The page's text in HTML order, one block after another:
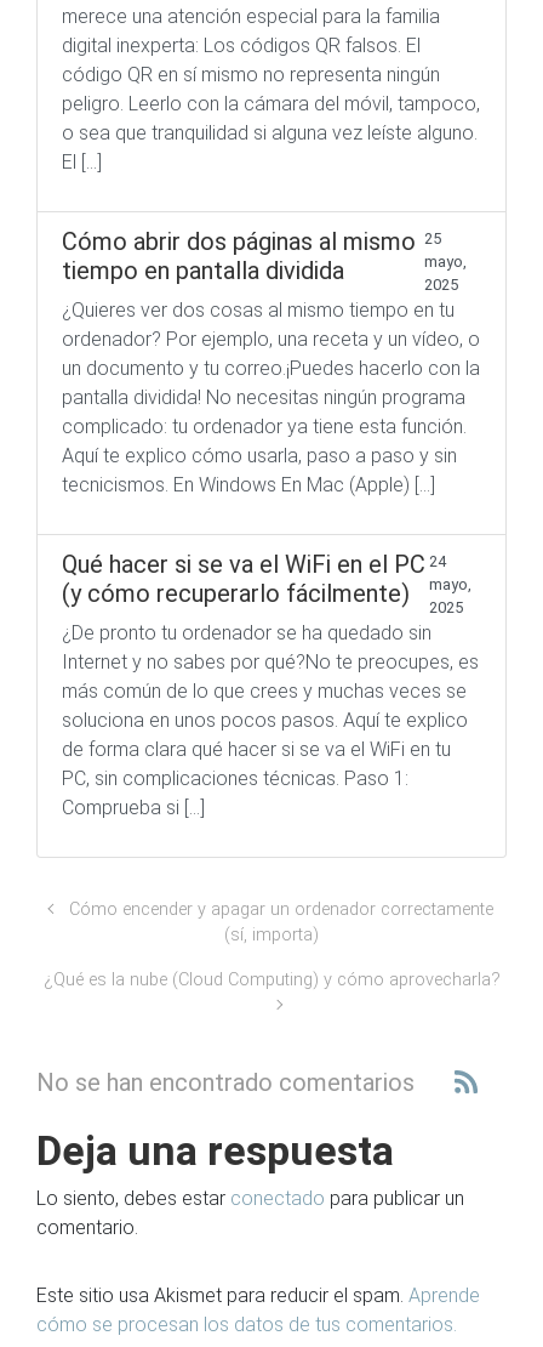
merece una atención especial para la familia
digital inexperta: Los códigos QR falsos. El
código QR en sí mismo no representa ningún
peligro. Leerlo con la cámara del móvil, tampoco,
o sea que tranquilidad si alguna vez leíste alguno.
El […]
Cómo abrir dos páginas al mismo
tiempo en pantalla dividida
25
mayo,
2025
¿Quieres ver dos cosas al mismo tiempo en tu
ordenador? Por ejemplo, una receta y un vídeo, o
un documento y tu correo.¡Puedes hacerlo con la
pantalla dividida! No necesitas ningún programa
complicado: tu ordenador ya tiene esta función.
Aquí te explico cómo usarla, paso a paso y sin
tecnicismos. En Windows En Mac (Apple) […]
Qué hacer si se va el WiFi en el PC
(y cómo recuperarlo fácilmente)
24
mayo,
2025
¿De pronto tu ordenador se ha quedado sin
Internet y no sabes por qué?No te preocupes, es
más común de lo que crees y muchas veces se
soluciona en unos pocos pasos. Aquí te explico
de forma clara qué hacer si se va el WiFi en tu
PC, sin complicaciones técnicas. Paso 1:
Comprueba si […]
Cómo encender y apagar un ordenador correctamente
(sí, importa)
¿Qué es la nube (Cloud Computing) y cómo aprovecharla?
No se han encontrado comentarios
Deja una respuesta
Lo siento, debes estar conectado para publicar un
comentario.
Este sitio usa Akismet para reducir el spam. Aprende
cómo se procesan los datos de tus comentarios.